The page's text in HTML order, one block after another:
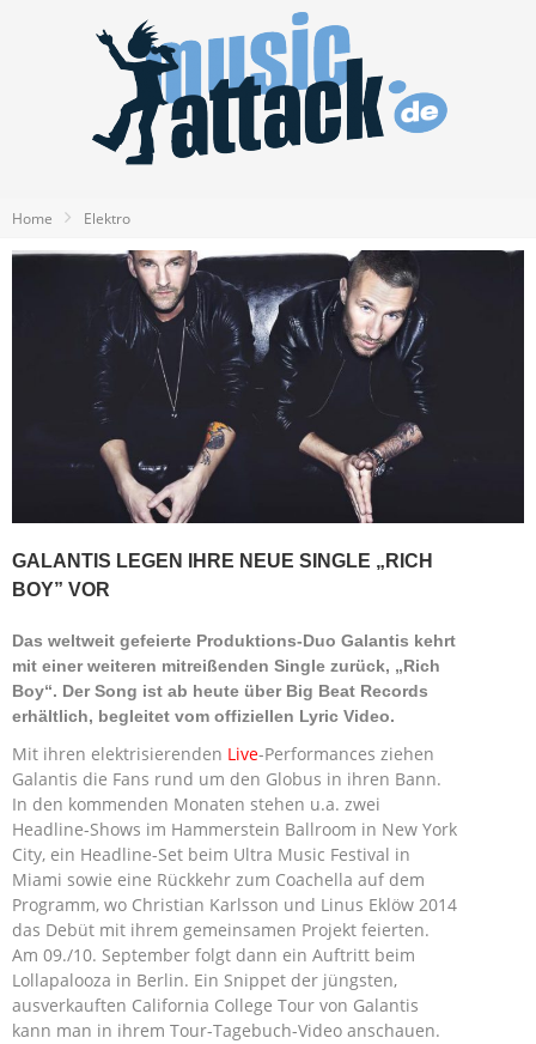
Home Elektro
GALANTIS LEGEN IHRE NEUE SINGLE „RICH
BOY” VOR
Das weltweit gefeierte Produktions-Duo Galantis kehrt
mit einer weiteren mitreißenden Single zurück, „Rich
Boy“. Der Song ist ab heute über Big Beat Records
erhältlich, begleitet vom offiziellen Lyric Video.
Mit ihren elektrisierenden Live-Performances ziehen
Galantis die Fans rund um den Globus in ihren Bann.
In den kommenden Monaten stehen u.a. zwei
Headline-Shows im Hammerstein Ballroom in New York
City, ein Headline-Set beim Ultra Music Festival in
Miami sowie eine Rückkehr zum Coachella auf dem
Programm, wo Christian Karlsson und Linus Eklöw 2014
das Debüt mit ihrem gemeinsamen Projekt feierten.
Am 09./10. September folgt dann ein Auftritt beim
Lollapalooza in Berlin. Ein Snippet der jüngsten,
ausverkauften California College Tour von Galantis
kann man in ihrem Tour-Tagebuch-Video anschauen.